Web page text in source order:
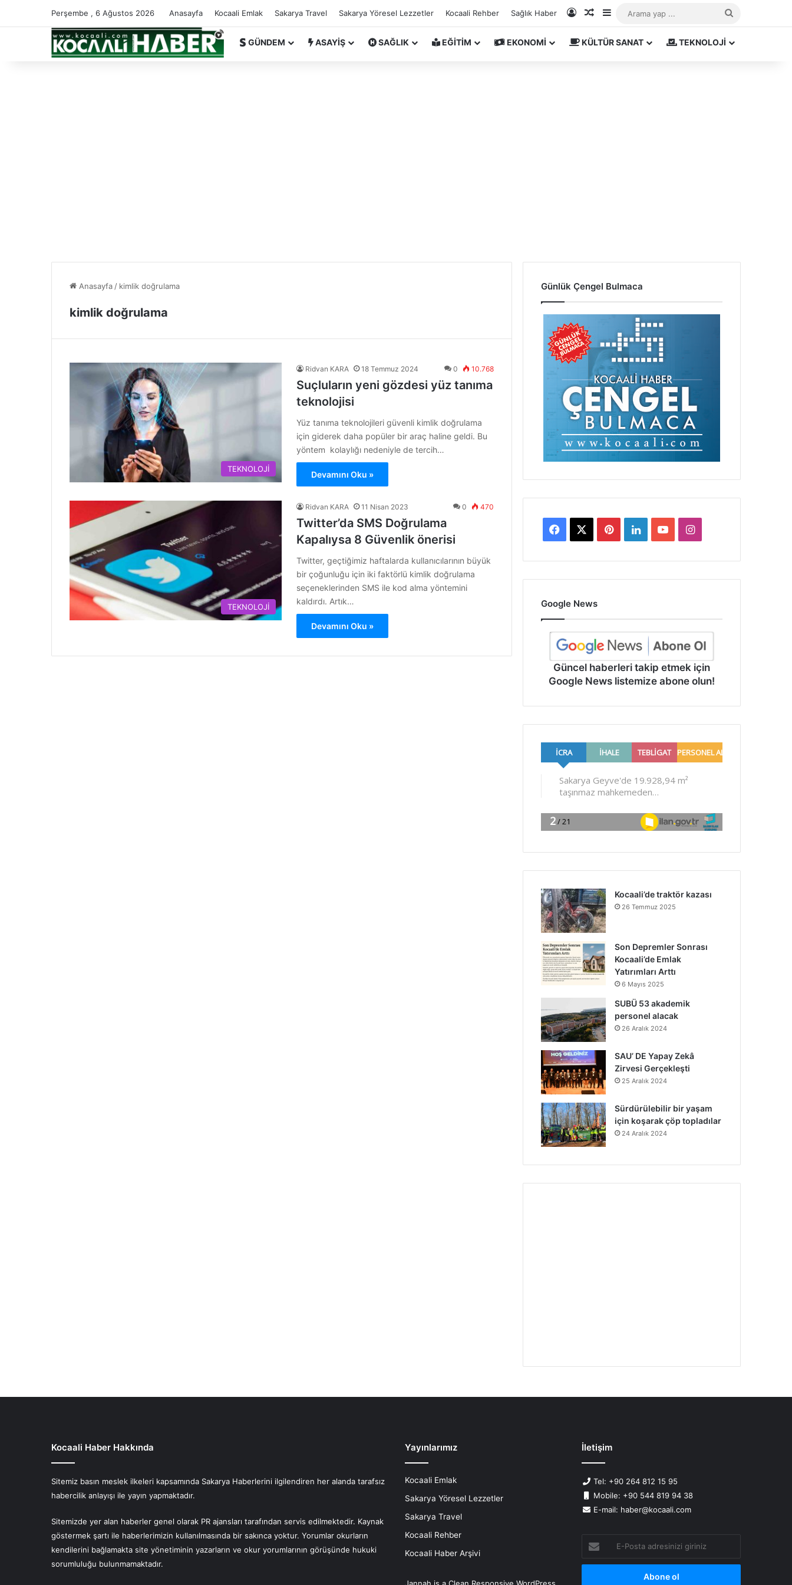
Perşembe , 6 Ağustos 2026 Anasayfa Kocaali Emlak Sakarya Travel Sakarya Yöresel Lezzetler Kocaali Rehber Sağlık Haber Kayıt OlRastgele Makale
Kenar Bölmesi
GÜNDEM ASAYİŞ SAĞLIK EĞİTİM EKONOMİ KÜLTÜR SANAT TEKNOLOJİ
Anasayfa / kimlik doğrulama
kimlik doğrulama
TEKNOLOJİ
Ridvan KARA 18 Temmuz 2024 0 10.768
Suçluların yeni gözdesi yüz tanıma
teknolojisi
Yüz tanıma teknolojileri güvenli kimlik doğrulama
için giderek daha popüler bir araç haline geldi. Bu
yöntem kolaylığı nedeniyle de tercih…
Devamını Oku »
TEKNOLOJİ
Ridvan KARA 11 Nisan 2023 0 470
Twitter’da SMS Doğrulama
Kapalıysa 8 Güvenlik önerisi
Twitter, geçtiğimiz haftalarda kullanıcılarının büyük
bir çoğunluğu için iki faktörlü kimlik doğrulama
seçeneklerinden SMS ile kod alma yöntemini
kaldırdı. Artık…
Devamını Oku »
Günlük Çengel Bulmaca
Facebook PinterestLinkedInYouTubeInstagram
Google News
Güncel haberleri takip etmek için
Google News listemize abone olun!
Kocaali’de traktör kazası
26 Temmuz 2025
Son Depremler Sonrası
Kocaali’de Emlak
Yatırımları Arttı
6 Mayıs 2025
SUBÜ 53 akademik
personel alacak
26 Aralık 2024
SAU’ DE Yapay Zekâ
Zirvesi Gerçekleşti
25 Aralık 2024
Sürdürülebilir bir yaşam
için koşarak çöp topladılar
24 Aralık 2024
Kocaali Haber Hakkında
Sitemiz basın meslek ilkeleri kapsamında Sakarya Haberlerini ilgilendiren her alanda tarafsız
habercilik anlayışı ile yayın yapmaktadır.
Sitemizde yer alan haberler genel olarak PR ajansları tarafından servis edilmektedir. Kaynak
göstermek şartı ile haberlerimizin kullanılmasında bir sakınca yoktur. Yorumlar okurların
kendilerini bağlamakta site yönetiminin yazarların ve okur yorumlarının görüşünde hukuki
sorumluluğu bulunmamaktadır.
Yayınlarımız
Kocaali Emlak
Sakarya Yöresel Lezzetler
Sakarya Travel
Kocaali Rehber
Kocaali Haber Arşivi
İletişim
Tel: +90 264 812 15 95
Mobile: +90 544 819 94 38
E-mail: haber@kocaali.com
Posta
adresinizi